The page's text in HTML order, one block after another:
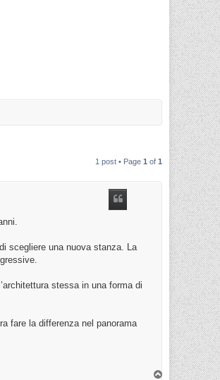
1 post • Page 1 of 1
scegliere una nuova stanza. La
stessa in una forma di
fare la differenza nel panorama